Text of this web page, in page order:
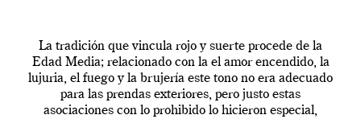
La tradición que vincula rojo y suerte procede de la
Edad Media; relacionado con la el amor encendido, la
lujuria, el fuego y la brujería este tono no era adecuado
para las prendas exteriores, pero justo estas
asociaciones con lo prohibido lo hicieron especial,